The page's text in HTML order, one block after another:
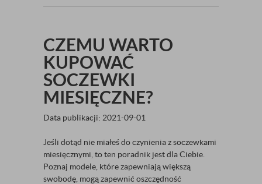
CZEMU WARTO
KUPOWAĆ
SOCZEWKI
MIESIĘCZNE?
Data publikacji: 2021-09-01
Jeśli dotąd nie miałeś do czynienia z soczewkami
miesięcznymi, to ten poradnik jest dla Ciebie.
Poznaj modele, które zapewniają większą
swobodę, mogą zapewnić oszczędność